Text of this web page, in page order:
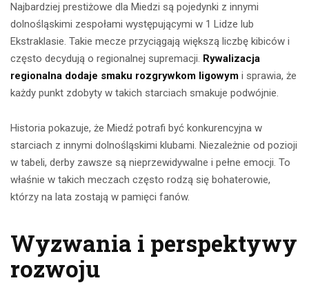
Najbardziej prestiżowe dla Miedzi są pojedynki z innymi
dolnośląskimi zespołami występującymi w 1 Lidze lub
Ekstraklasie. Takie mecze przyciągają większą liczbę kibiców i
często decydują o regionalnej supremacji. Rywalizacja
regionalna dodaje smaku rozgrywkom ligowym i sprawia, że
każdy punkt zdobyty w takich starciach smakuje podwójnie.
Historia pokazuje, że Miedź potrafi być konkurencyjna w
starciach z innymi dolnośląskimi klubami. Niezależnie od pozioji
w tabeli, derby zawsze są nieprzewidywalne i pełne emocji. To
właśnie w takich meczach często rodzą się bohaterowie,
którzy na lata zostają w pamięci fanów.
Wyzwania i perspektywy
rozwoju